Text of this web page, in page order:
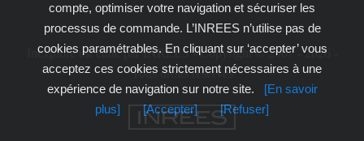
Inexploré est édité par INREES - Copyright © 2007 - 2026 -
Tous droits réservés
compte, optimiser votre navigation et sécuriser les
processus de commande. L’INREES n’utilise pas de
cookies paramétrables. En cliquant sur ‘accepter’ vous
acceptez ces cookies strictement nécessaires à une
expérience de navigation sur notre site.
[En savoir
plus]
[Accepter] [Refuser]